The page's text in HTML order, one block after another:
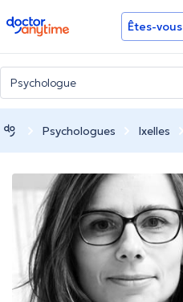
doctoranytime Êtes-
Psychologues Ixelles